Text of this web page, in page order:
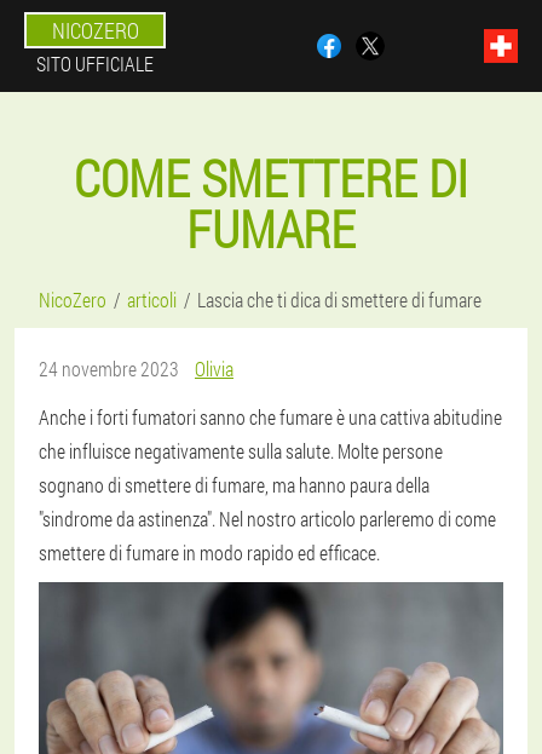
NICOZERO
SITO UFFICIALE
COME SMETTERE DI
FUMARE
NicoZero articoli Lascia che ti dica di smettere di fumare
24 novembre 2023
Olivia
Anche i forti fumatori sanno che fumare è una cattiva abitudine
che influisce negativamente sulla salute. Molte persone
sognano di smettere di fumare, ma hanno paura della
"sindrome da astinenza". Nel nostro articolo parleremo di come
smettere di fumare in modo rapido ed efficace.